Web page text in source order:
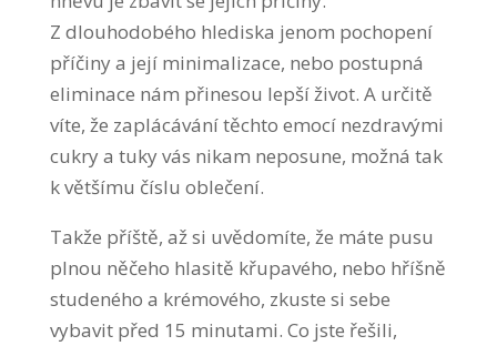
Z dlouhodobého hlediska jenom pochopení
příčiny a její minimalizace, nebo postupná
eliminace nám přinesou lepší život. A určitě
víte, že zaplácávání těchto emocí nezdravými
cukry a tuky vás nikam neposune, možná tak
k většímu číslu oblečení.
Takže příště, až si uvědomíte, že máte pusu
plnou něčeho hlasitě křupavého, nebo hříšně
studeného a krémového, zkuste si sebe
vybavit před 15 minutami. Co jste řešili,